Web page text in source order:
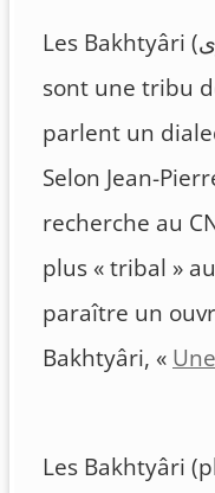
Les Bakhtyâri (بختیاری) ou Bakhtiari
sont une tribu
parlent un
Selon Jean-
recherche au
plus « tribal »
paraître un
Bakhtyâri, «
Les Bakhtyâri